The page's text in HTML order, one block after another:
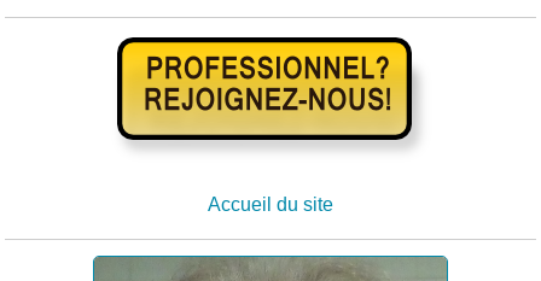
Accueil du site